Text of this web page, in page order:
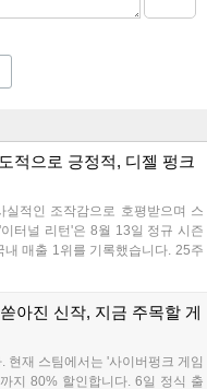
적으로 긍정적, 디젤 펑크
적인 조작감으로 호평받으며 스
터널 리턴'은 8월 13일 정규 시즌
매출 1위를 기록했습니다. 25주
6일 쇼케이스와 함께 대규모 할인
에 정식 출시되었습니다....
아진 신작, 지금 주목할 게
현재 스팀에서는 '사이버펑크 게임
지 80% 할인합니다. 6일 정식 출